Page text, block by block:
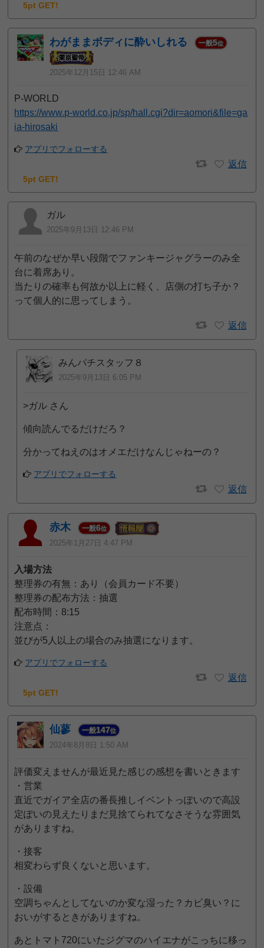
5pt GET!
わがままボディに酔いしれる 一般5位
2025年12月15日 12:46 AM
P-WORLD
https://www.p-world.co.jp/sp/hall.cgi?dir=aomori&file=ga
ia-hirosaki
アプリでフォローする
返信
5pt GET!
ガル
2025年9月13日 12:46 PM
午前のなぜか早い段階でファンキージャグラーのみ全
台に着席あり。
当たりの確率も何故か以上に軽く、店側の打ち子か？
って個人的に思ってしまう。
返信
みんパチスタッフ８
2025年9月13日 6:05 PM
>ガル さん
傾向読んでるだけだろ？
分かってねえのはオメエだけなんじゃねーの？
アプリでフォローする
返信
赤木 一般6位
2025年1月27日 4:47 PM
入場方法
整理券の有無：あり（会員カード不要）
整理券の配布方法：抽選
配布時間：8:15
注意点：
並びが5人以上の場合のみ抽選になります。
アプリでフォローする
返信
5pt GET!
仙蓼 一般147位
2024年8月8日 1:50 AM
評価変えませんが最近見た感じの感想を書いときます
・営業
直近でガイア全店の番長推しイベントっぽいので高設
定ぽいの見えたりまだ見捨てられてなさそうな雰囲気
がありますね。
・接客
相変わらず良くないと思います。
・設備
空調ちゃんとしてないのか変な湿った？カビ臭い？に
おいがするときがありますね。
あとトマト720にいたジグマのハイエナがこっちに移っ